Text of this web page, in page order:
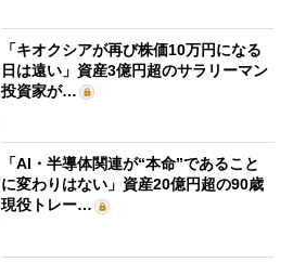
「キオクシアが再び株価10万円になる
日は遠い」資産3億円超のサラリーマン
投資家が…
「AI・半導体関連が“本命”であること
に変わりはない」資産20億円超の90歳
現役トレー…